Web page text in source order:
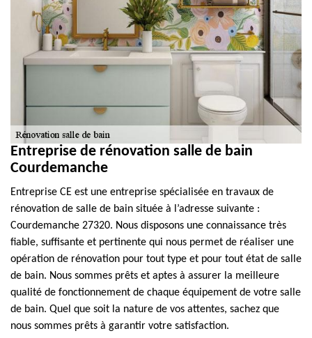
Entreprise de rénovation salle de bain
Courdemanche
Entreprise CE est une entreprise spécialisée en travaux de
rénovation de salle de bain située à l’adresse suivante :
Courdemanche 27320. Nous disposons une connaissance très
fiable, suffisante et pertinente qui nous permet de réaliser une
opération de rénovation pour tout type et pour tout état de salle
de bain. Nous sommes prêts et aptes à assurer la meilleure
qualité de fonctionnement de chaque équipement de votre salle
de bain. Quel que soit la nature de vos attentes, sachez que
nous sommes prêts à garantir votre satisfaction.